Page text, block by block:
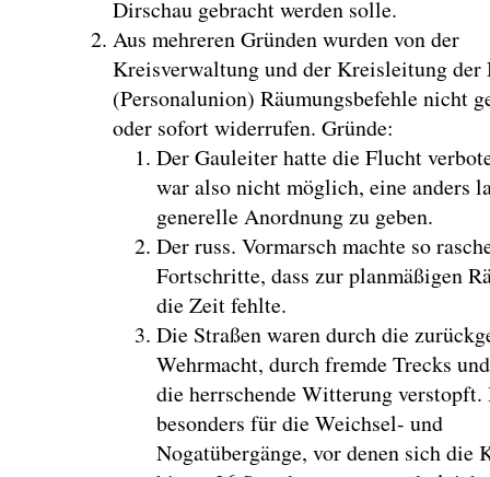
Dirschau gebracht werden solle.
Aus mehreren Gründen wurden von der
Kreisverwaltung und der Kreisleitung der
(Personalunion) Räumungsbefehle nicht
oder sofort widerrufen. Gründe:
Der Gauleiter hatte die Flucht
war also nicht möglich, eine anders
generelle Anordnung zu geben.
Der russ. Vormarsch machte so
Fortschritte, dass zur planmäßigen
die Zeit fehlte.
Die Straßen waren durch die
Wehrmacht, durch fremde Trecks
die herrschende Witterung verstopft.
besonders für die Weichsel- und
Nogatübergänge, vor denen sich die